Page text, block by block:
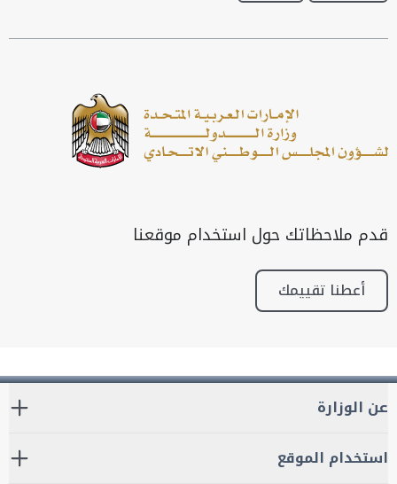
قدم ملاحظاتك حول استخدام موقعنا
أعطنا تقييمك
عن الوزارة
استخدام الموقع